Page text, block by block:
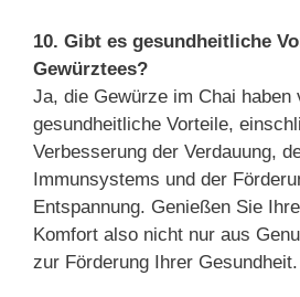
10. Gibt es gesundheitliche
Gewürztees?
Ja, die Gewürze im Chai haben
gesundheitliche Vorteile,
Verbesserung der Verdauung,
Immunsystems und der
Entspannung. Genießen Sie
Komfort also nicht nur aus
zur Förderung Ihrer Gesundheit.